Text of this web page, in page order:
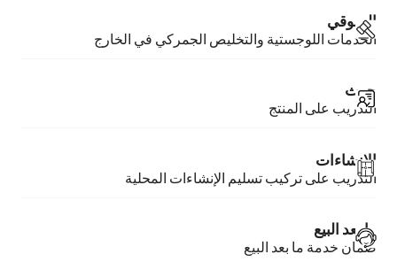
السوقي
الخدمات اللوجستية والتخليص الجمركي في الخارج
حرث
التدريب على المنتج
الإنشاءات
التدريب على تركيب تسليم الإنشاءات المحلية
ما بعد البيع
ضمان خدمة ما بعد البيع